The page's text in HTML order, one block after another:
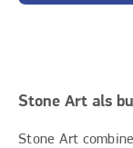
Stone Art als
Stone Art